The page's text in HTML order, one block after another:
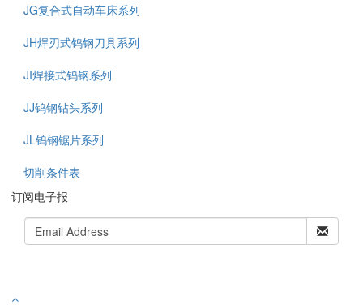
JG复合式自动车床系列
JH焊刃式钨钢刀具系列
JI焊接式钨钢系列
JJ钨钢钻头系列
JL钨钢锯片系列
切削条件表
订阅电子报